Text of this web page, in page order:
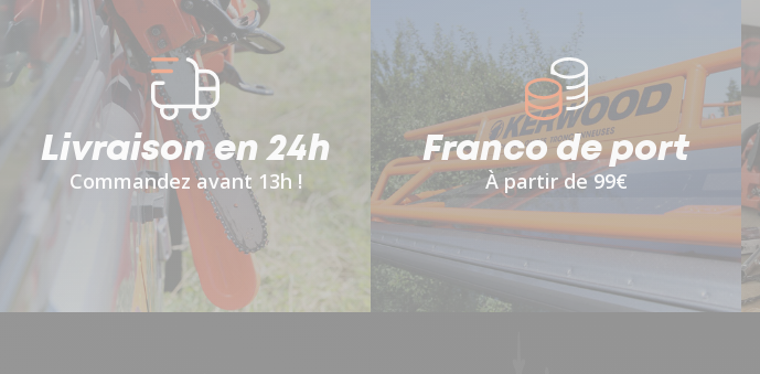
Livraison en 24h
Commandez avant 13h !
Franco de port
Àpartir de 99€